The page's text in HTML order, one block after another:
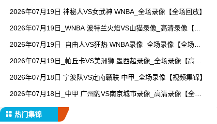
2026年07月19日 神秘人VS女武神 WNBA_全场录像【全场回放】
2026年07月19日_WNBA 波特兰火焰VS山猫录像_高清录像【全
2026年07月19日_自由人VS狂热 WNBA录像_全场录像【全场回
2026年07月19日_帕丘卡VS美洲狮 墨西超录像_全场录像【高清
2026年07月18日 宁波队VS定南赣联 中甲_全场录像【视频集锦】
2026年07月18日_中甲 广州豹VS南京城市录像_高清录像【全场
热门集锦